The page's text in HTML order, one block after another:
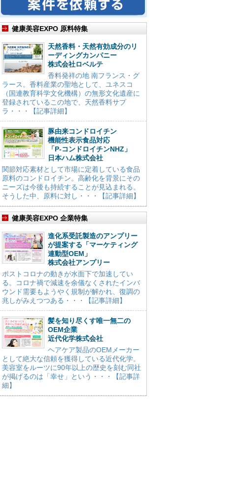
健康美容EXPO 原料特集
天然香料・天然有効成分のリ
ーディングカンパニー
株式会社ロベルテ
香料発祥の地 南フランス・グ
ラース。香料産業の聖地として、ユネスコ
（国連教育科学文化機構）の無形文化遺産に
登録されているこの地で、天然香料サプ
ラ・・・【記事詳細】
豚由来コンドロイチン
機能性表示食品対応
「P-コンドロイチンNHZ」
日本ハム株式会社
関節対応素材として市場に定着している食品
原料のコンドロイチン。高齢化を背景にその
ニーズは今後も持続することが見込まれる。
そうした中、原料に対し・・・【記事詳細】
健康美容EXPO 企業特集
進化系受託製造のアンプリー
が提案する「マーケティング
連動型OEM」
株式会社アンプリー
ポストコロナの動きが水面下で加速してい
る。コロナ禍で減速を余儀なくされたインバ
ウンド需要もようやく規制が解かれ、復調の
兆しがみえつつある・・・【記事詳細】
髪を知り尽くす唯一無二の
OEM企業
近代化学株式会社
ヘアケア製品のOEMメーカー
として絶大な信頼を獲得している近代化学。
美容室をルーツに90年以上の歴史を刻む同社
が掲げるのは「幸せ」という・・・【記事詳
細】